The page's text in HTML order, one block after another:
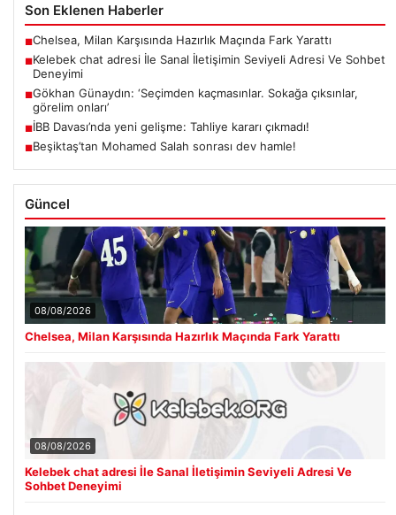
Son Eklenen Haberler
■Chelsea, Milan Karşısında Hazırlık Maçında Fark Yarattı
■Kelebek chat adresi İle Sanal İletişimin Seviyeli Adresi Ve Sohbet
Deneyimi
■Gökhan Günaydın: ‘Seçimden kaçmasınlar. Sokağa çıksınlar,
görelim onları’
■İBB Davası’nda yeni gelişme: Tahliye kararı çıkmadı!
■Beşiktaş’tan Mohamed Salah sonrası dev hamle!
Güncel
08/08/2026
Chelsea, Milan Karşısında Hazırlık Maçında Fark Yarattı
08/08/2026
Kelebek chat adresi İle Sanal İletişimin Seviyeli Adresi Ve
Sohbet Deneyimi